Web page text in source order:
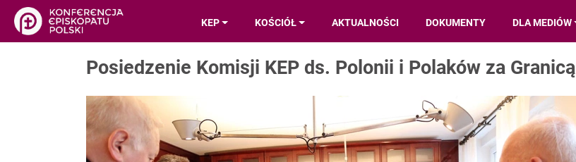
KEP KOŚCIÓŁ AKTUALNOŚCI DOKUMENTY DLA MEDIÓW
Posiedzenie Komisji KEP ds. Polonii i Polaków za Granicą